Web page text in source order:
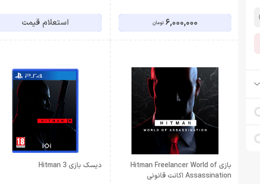
6,000,000 تومان استعلام قیمت
بازی Hitman Freelancer World of
Assassination اکانت قانونی
دیسک بازی Hitman 3